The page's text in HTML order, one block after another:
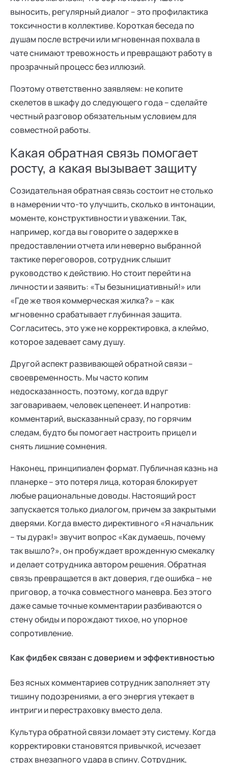
выносить, регулярный диалог – это профилактика
токсичности в коллективе. Короткая беседа по
душам после встречи или мгновенная похвала в
чате снимают тревожность и превращают работу в
прозрачный процесс без иллюзий.
Поэтому ответственно заявляем: не копите
скелетов в шкафу до следующего года – сделайте
честный разговор обязательным условием для
совместной работы.
Какая обратная связь помогает
росту, а какая вызывает защиту
Созидательная обратная связь состоит не столько
в намерении что-то улучшить, сколько в интонации,
моменте, конструктивности и уважении. Так,
например, когда вы говорите о задержке в
предоставлении отчета или неверно выбранной
тактике переговоров, сотрудник слышит
руководство к действию. Но стоит перейти на
личности и заявить: «Ты безынициативный!» или
«Где же твоя коммерческая жилка?» – как
мгновенно срабатывает глубинная защита.
Согласитесь, это уже не корректировка, а клеймо,
которое задевает саму душу.
Другой аспект развивающей обратной связи –
своевременность. Мы часто копим
недосказанность, поэтому, когда вдруг
заговариваем, человек цепенеет. И напротив:
комментарий, высказанный сразу, по горячим
следам, будто бы помогает настроить прицел и
снять лишние сомнения.
Наконец, принципиален формат. Публичная казнь на
планерке – это потеря лица, которая блокирует
любые рациональные доводы. Настоящий рост
запускается только диалогом, причем за закрытыми
дверями. Когда вместо директивного «Я начальник
– ты дурак!» звучит вопрос «Как думаешь, почему
так вышло?», он пробуждает врожденную смекалку
и делает сотрудника автором решения. Обратная
связь превращается в акт доверия, где ошибка – не
приговор, а точка совместного маневра. Без этого
даже самые точные комментарии разбиваются о
стену обиды и порождают тихое, но упорное
сопротивление.
Как фидбек связан с доверием и эффективностью
Без ясных комментариев сотрудник заполняет эту
тишину подозрениями, а его энергия утекает в
интриги и перестраховку вместо дела.
Культура обратной связи ломает эту систему. Когда
корректировки становятся привычкой, исчезает
страх внезапного удара в спину. Сотрудник,